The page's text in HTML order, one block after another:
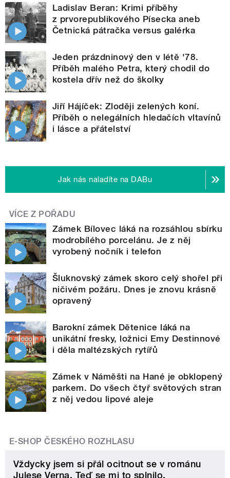
Ladislav Beran: Krimi příběhy
z prvorepublikového Písecka aneb
Četnická pátračka versus galérka
Jeden prázdninový den v létě '78.
Příběh malého Petra, který chodil do
kostela dřív než do školky
Jiří Hájíček: Zloději zelených koní.
Příběh o nelegálních hledačích vltavínů
i lásce a přátelství
Jak nás naladíte na DABu
VÍCE Z POŘADU
Zámek Bílovec láká na rozsáhlou sbírku
modrobílého porcelánu. Je z něj
vyrobený nočník i telefon
Šluknovský zámek skoro celý shořel při
ničivém požáru. Dnes je znovu krásně
opravený
Barokní zámek Dětenice láká na
unikátní fresky, ložnici Emy Destinnové
i děla maltézských rytířů
Zámek v Náměšti na Hané je obklopený
parkem. Do všech čtyř světových stran
z něj vedou lipové aleje
E-SHOP ČESKÉHO ROZHLASU
Vždycky jsem si přál ocitnout se v románu
Julese Verna. Teď se mi to splnilo.